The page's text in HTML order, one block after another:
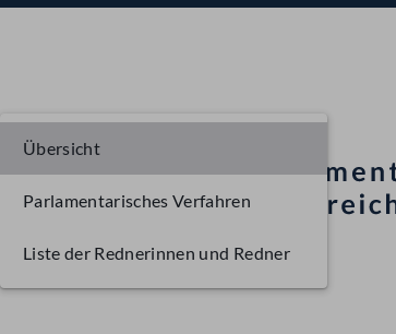
Übersicht
Parlamentarisches Verfahren
Liste der Rednerinnen und Redner